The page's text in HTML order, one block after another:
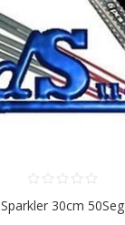
Sparkler 30cm 50Seg